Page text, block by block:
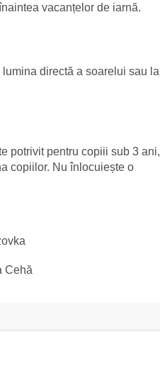
vacanțelor de iarnă.
directă a soarelui sau la
potrivit pentru copiii sub 3 ani,
copiilor. Nu înlocuiește o
Cehă